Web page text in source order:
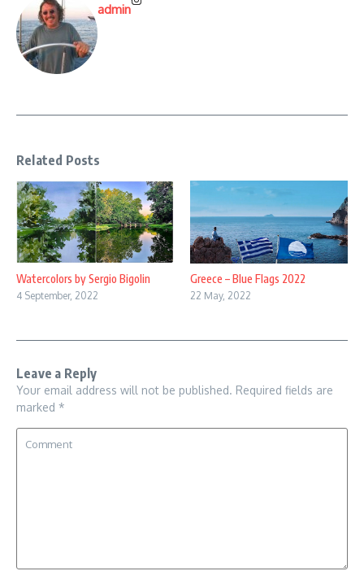
admin
Related Posts
Watercolors by Sergio Bigolin
4 September, 2022
Greece – Blue Flags 2022
22 May, 2022
Leave a Reply
Your email address will not be published. Required fields are
marked *